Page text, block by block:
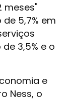
meses"
5,7% em
de 3,5% e o
e
Ness, o